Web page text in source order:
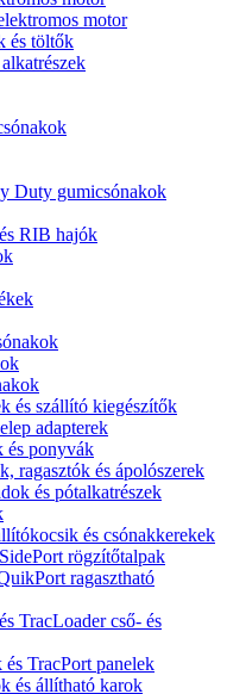
motor
és töltők
Duty gumicsónakok
RIB hajók
és szállító kiegészítők
adapterek
és ponyvák
ragasztók és ápolószerek
és pótalkatrészek
és csónakkerekek
rögzítőtalpak
ragasztható
TracLoader cső- és
TracPort panelek
és állítható karok